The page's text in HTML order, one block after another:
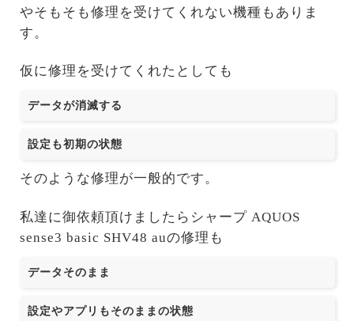
やそもそも修理を受けてくれない機種もありま
す。
仮に修理を受けてくれたとしても
データが消滅する
設定も初期の状態
そのような修理が一般的です。
私達に御依頼頂けましたらシャープ AQUOS
sense3 basic SHV48 auの修理も
データそのまま
設定やアプリもそのままの状態